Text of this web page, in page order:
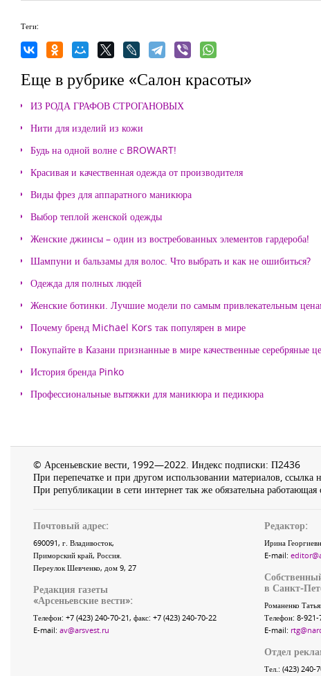
Теги:
Еще в рубрике «Салон красоты»
ИЗ РОДА ГРАФОВ СТРОГАНОВЫХ
Нити для изделий из кожи
Будь на одной волне с BROWART!
Красивая и качественная одежда от производителя
Виды фрез для аппаратного маникюра
Выбор теплой женской одежды
Женские джинсы – один из востребованных элементов гардероба!
Шампуни и бальзамы для волос. Что выбрать и как не ошибиться?
Одежда для полных людей
Женские ботинки. Лучшие модели по самым привлекательным
Почему бренд Michael Kors так популярен в мире
Покупайте в Казани признанные в мире качественные серебряные
История бренда Pinko
Профессиональные вытяжки для маникюра и педикюра
© Арсеньевские вести, 1992—2022. Индекс подписки: П2436
При перепечатке и при другом использовании материалов, ссылка
При републикации в сети интернет так же обязательна
Почтовый адрес:
690091, г. Владивосток,
Приморский край, Россия.
Переулок Шевченко, дом 9, 27
Редакция газеты
«Арсеньевские вести»:
Телефон: +7 (423) 240-70-21, факс: +7 (423) 240-70-22
E-mail: av@arsvest.ru
Редактор:
Ирина
E-mail:
в Санкт-
Романенко
Телефон: 8-921-
E-mail:
Отдел
Тел.: (423) 240-